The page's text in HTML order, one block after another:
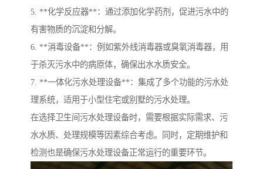
5. **化学反应器**：通过添加化学药剂，促进污水中的
有害物质的沉淀和分解。
6. **消毒设备**：例如紫外线消毒器或臭氧消毒器，用
于杀灭污水中的病原体，确保出水水质安全。
7. **一体化污水处理设备**：集成了多个功能的污水处
理系统，适用于小型住宅或别墅的污水处理。
在选择卫生间污水处理设备时，需要根据实际需求、污
水水质、处理规模等因素综合考虑。同时，定期维护和
检测也是确保污水处理设备正常运行的重要环节。